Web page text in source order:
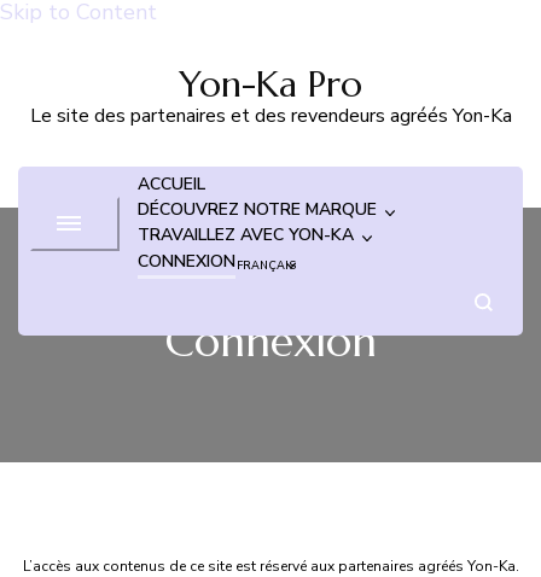
Skip to Content
Yon-Ka Pro
Le site des partenaires et des revendeurs agréés Yon-Ka
ACCUEIL
DÉCOUVREZ NOTRE MARQUE
TRAVAILLEZ AVEC YON-KA
CONNEXIONFRANÇAIS
Connexion
L’accès aux contenus de ce site est réservé aux partenaires agréés Yon-Ka.